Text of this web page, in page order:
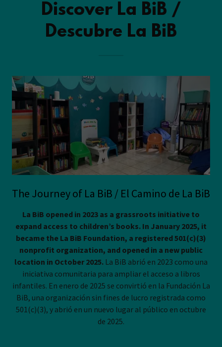
Discover La BiB /
Descubre La BiB
The Journey of La BiB / El Camino de La BiB
La BiB opened in 2023 as a grassroots initiative to
expand access to children’s books. In January 2025, it
became the La BiB Foundation, a registered 501(c)(3)
nonprofit organization, and opened in a new public
location in October 2025. La BiB abrió en 2023 como una
iniciativa comunitaria para ampliar el acceso a libros
infantiles. En enero de 2025 se convirtió en la Fundación La
BiB, una organización sin fines de lucro registrada como
501(c)(3), y abrió en un nuevo lugar al público en octubre
de 2025.